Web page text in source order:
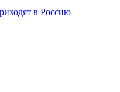
в Россию